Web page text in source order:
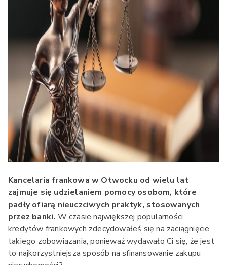
Kancelaria frankowa w Otwocku od wielu lat
zajmuje się udzielaniem pomocy osobom, które
padły ofiarą nieuczciwych praktyk, stosowanych
przez banki. W czasie największej popularności
kredytów frankowych zdecydowałeś się na zaciągnięcie
takiego zobowiązania, ponieważ wydawało Ci się, że jest
to najkorzystniejsza sposób na sfinansowanie zakupu